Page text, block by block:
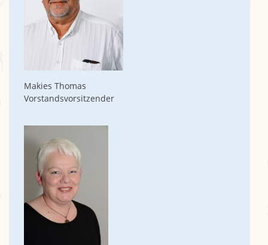
Makies Thomas
Vorstandsvorsitzender